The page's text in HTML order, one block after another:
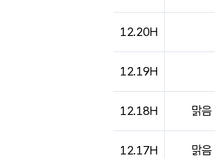
12.20H
12.19H
12.18H 맑음
12.17H 맑음